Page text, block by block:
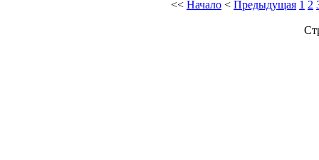
<< Начало < Предыдущая 1 2